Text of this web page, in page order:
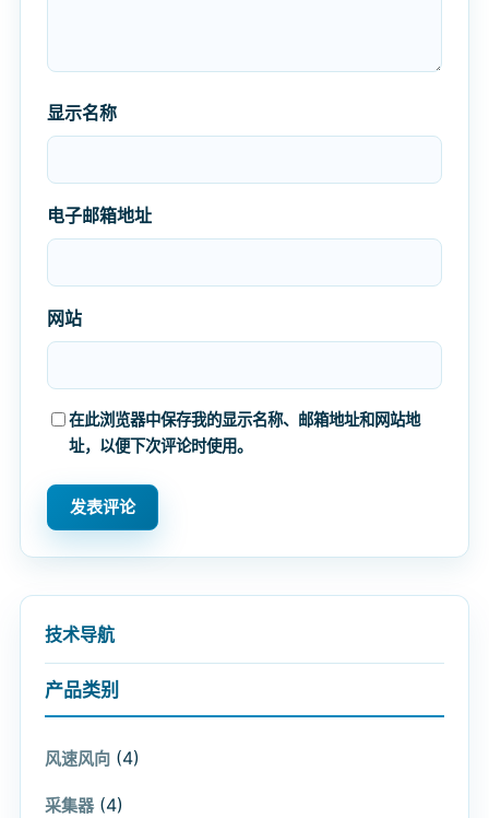
显示名称
电子邮箱地址
网站
在此浏览器中保存我的显示名称、邮箱地址和网站地
址，以便下次评论时使用。
技术导航
产品类别
风速风向 (4)
采集器 (4)